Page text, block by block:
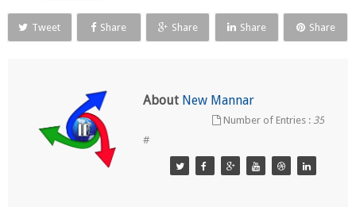
Tweet Share Share Share Share
About New Mannar
Number of Entries : 35
#